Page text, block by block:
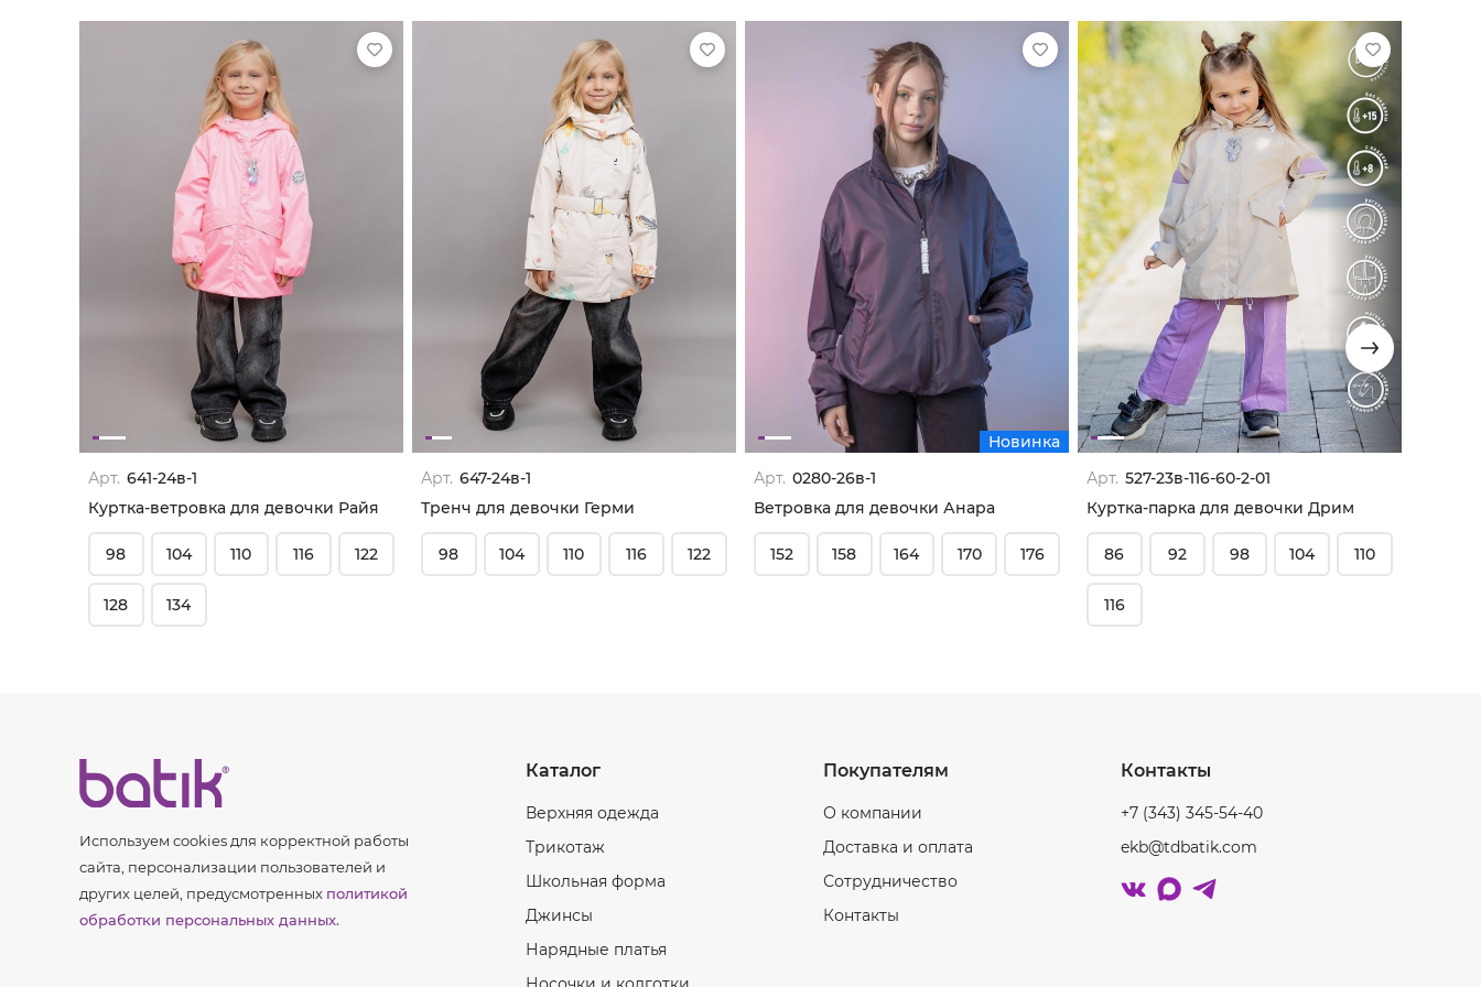
Арт. 641-24в-1
Куртка-ветровка для девочки Райя
98 104 110 116 122
128 134
Арт. 647-24в-1
Тренч для девочки Герми
98 104 110 116 122
Новинка
Арт. 0280-26в-1
Ветровка для девочки Анара
152 158 164 170 176
Арт. 527-23в-116-60-2-01
Куртка-парка для девочки Дрим
86 92 98 104 110
116
Используем cookies для корректной работы
сайта, персонализации пользователей и
других целей, предусмотренных политикой
обработки персональных данных.
Каталог
Верхняя одежда
Трикотаж
Школьная форма
Джинсы
Нарядные платья
Покупателям
О компании
Доставка и оплата
Сотрудничество
Контакты
Контакты
+7 (343) 345-54-40
ekb@tdbatik.com